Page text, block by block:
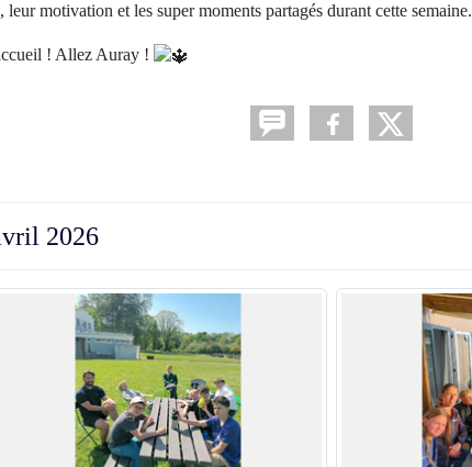
motivation et les super moments partagés durant cette semaine.
! Allez Auray !
2026